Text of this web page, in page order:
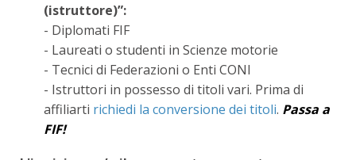
(istruttore)”:
- Diplomati FIF
- Laureati o studenti in Scienze motorie
- Tecnici di Federazioni o Enti CONI
- Istruttori in possesso di titoli vari. Prima di
affiliarti richiedi la conversione dei titoli. Passa a
FIF!